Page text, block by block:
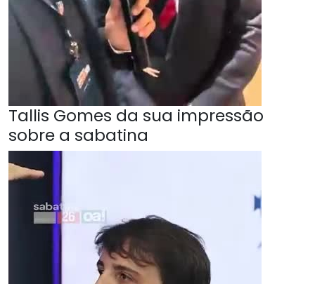
Tallis Gomes da sua impressão
sobre a sabatina